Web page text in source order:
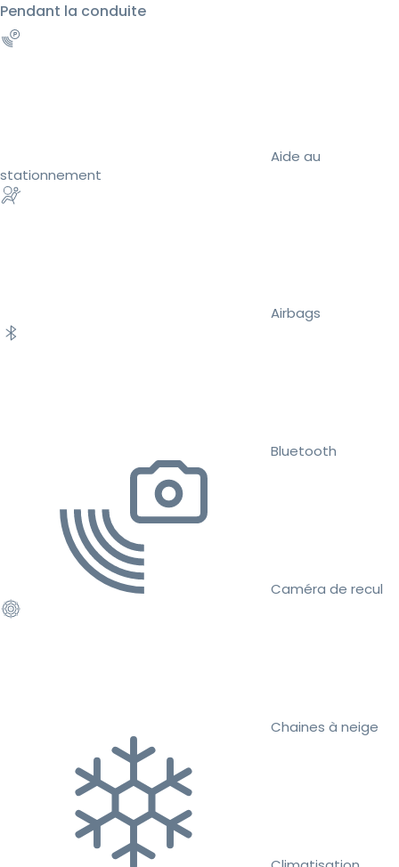
Pendant la conduite
Aide au
stationnement
Airbags
Bluetooth
Caméra de recul
Chaines à neige